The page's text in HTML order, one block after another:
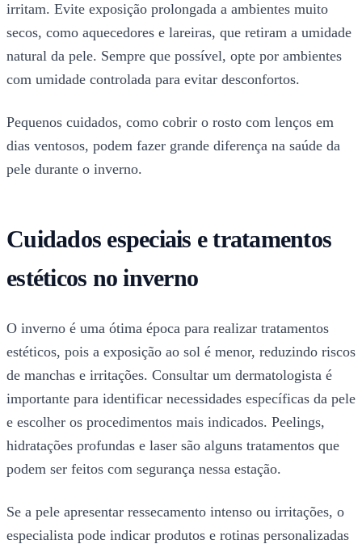
irritam. Evite exposição prolongada a ambientes muito
secos, como aquecedores e lareiras, que retiram a umidade
natural da pele. Sempre que possível, opte por ambientes
com umidade controlada para evitar desconfortos.
Pequenos cuidados, como cobrir o rosto com lenços em
dias ventosos, podem fazer grande diferença na saúde da
pele durante o inverno.
Cuidados especiais e tratamentos
estéticos no inverno
O inverno é uma ótima época para realizar tratamentos
estéticos, pois a exposição ao sol é menor, reduzindo riscos
de manchas e irritações. Consultar um dermatologista é
importante para identificar necessidades específicas da pele
e escolher os procedimentos mais indicados. Peelings,
hidratações profundas e laser são alguns tratamentos que
podem ser feitos com segurança nessa estação.
Se a pele apresentar ressecamento intenso ou irritações, o
especialista pode indicar produtos e rotinas personalizadas